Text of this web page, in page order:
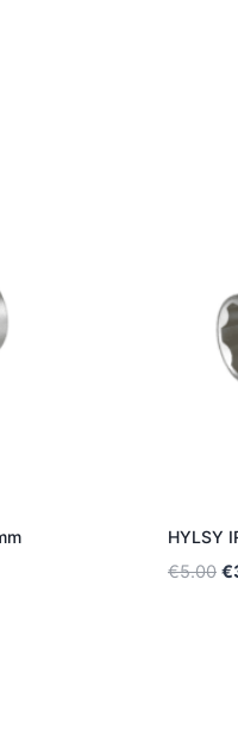
HYLSY
€5.00 €